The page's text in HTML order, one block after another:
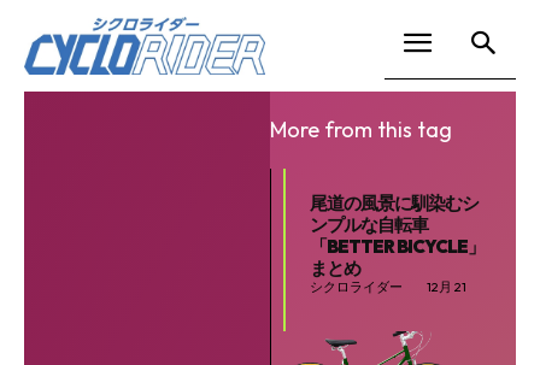
More from this tag
尾道の風景に馴染むシ
ンプルな自転車
「BETTER BICYCLE」
まとめ
シクロライダー 12月 21